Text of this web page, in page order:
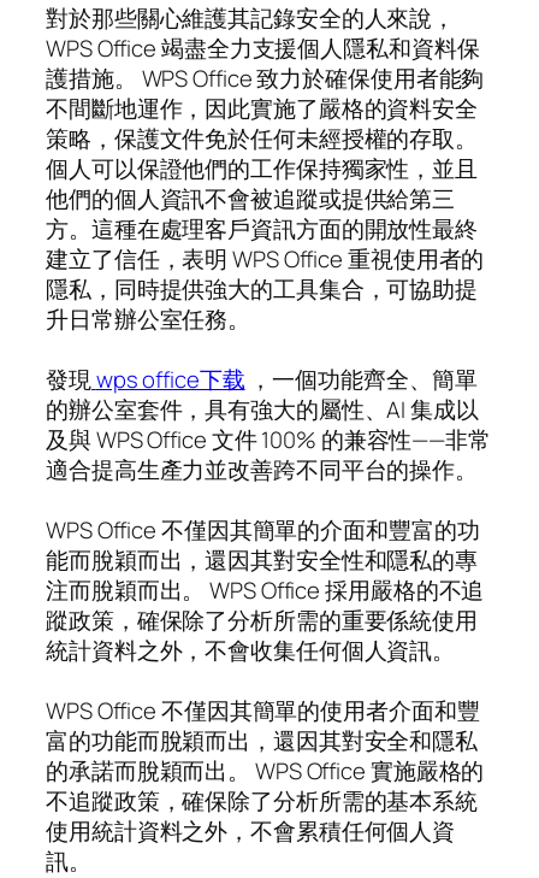
對於那些關心維護其記錄安全的人來說，
WPS Office 竭盡全力支援個人隱私和資料保
護措施。 WPS Office 致力於確保使用者能夠
不間斷地運作，因此實施了嚴格的資料安全
策略，保護文件免於任何未經授權的存取。
個人可以保證他們的工作保持獨家性，並且
他們的個人資訊不會被追蹤或提供給第三
方。這種在處理客戶資訊方面的開放性最終
建立了信任，表明 WPS Office 重視使用者的
隱私，同時提供強大的工具集合，可協助提
升日常辦公室任務。
發現wps office下载 ，一個功能齊全、簡單
的辦公室套件，具有強大的屬性、AI 集成以
及與 WPS Office 文件 100% 的兼容性——非常
適合提高生產力並改善跨不同平台的操作。
WPS Office 不僅因其簡單的介面和豐富的功
能而脫穎而出，還因其對安全性和隱私的專
注而脫穎而出。 WPS Office 採用嚴格的不追
蹤政策，確保除了分析所需的重要係統使用
統計資料之外，不會收集任何個人資訊。
WPS Office 不僅因其簡單的使用者介面和豐
富的功能而脫穎而出，還因其對安全和隱私
的承諾而脫穎而出。 WPS Office 實施嚴格的
不追蹤政策，確保除了分析所需的基本系統
使用統計資料之外，不會累積任何個人資
訊。